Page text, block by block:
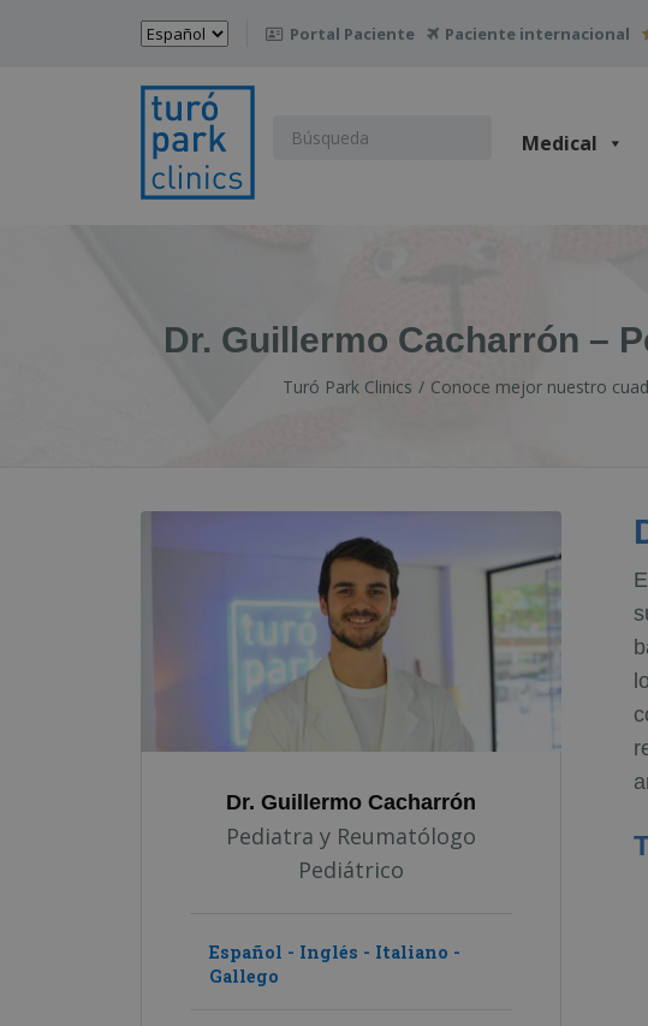
Elegir
 Portal Paciente Paciente internacional
Buscar: Medical
Dr. Guillermo Cacharrón –
Turó Park Clinics Conoce mejor nuestro
Dr. Guillermo Cacharrón
Pediatra y Reumatólogo
Pediátrico
Español - Inglés - Italiano -
Gallego